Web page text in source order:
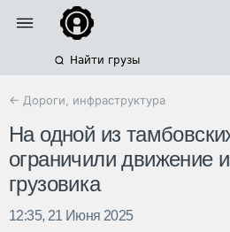
Найти грузы
← Дороги, инфраструктура
На одной из
ограничили движение
грузовика
12:35, 21 Июня 2025